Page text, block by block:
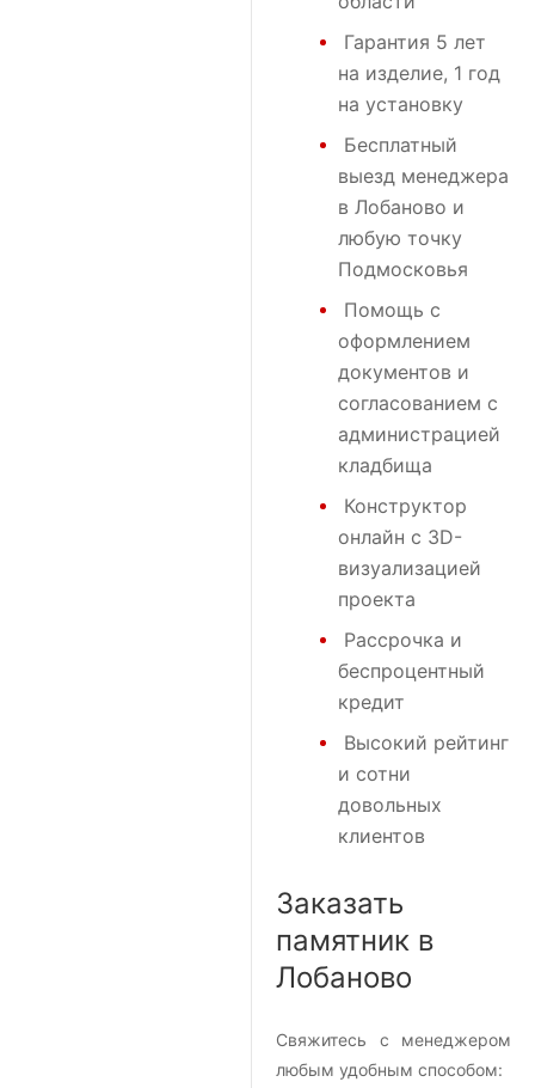
Гарантия 5 лет
на изделие, 1 год
на установку
Бесплатный
выезд менеджера
в Лобаново и
любую точку
Подмосковья
Помощь с
оформлением
документов и
согласованием с
администрацией
кладбища
Конструктор
онлайн с 3D-
визуализацией
проекта
Рассрочка и
беспроцентный
кредит
Высокий рейтинг
и сотни
довольных
клиентов
Заказать
памятник в
Лобаново
Свяжитесь с менеджером
любым удобным способом: